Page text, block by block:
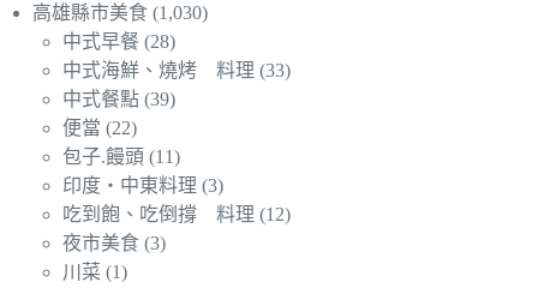
高雄縣市美食 (1,030)
中式早餐 (28)
中式海鮮、燒烤 料理 (33)
中式餐點 (39)
便當 (22)
包子.饅頭 (11)
印度‧中東料理 (3)
吃到飽、吃倒撐 料理 (12)
夜市美食 (3)
川菜 (1)